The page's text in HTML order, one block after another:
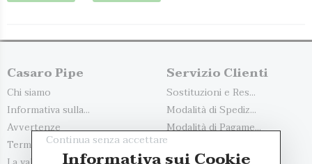
Casaro Pipe
Chi siamo
Informativa sulla...
Avvertenze
Termini e Condizio...
Servizio Clienti
Sostituzioni e Res...
Modalità di Spediz...
Modalità di Pagame...
Contattaci
Continua senza accettare